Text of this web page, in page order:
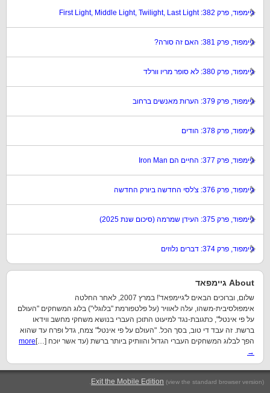
גיימפוד, פרק 382: First Light, Middle Light, Twilight, Last Light
גיימפוד, פרק 381: האם זה סורה?
גיימפוד, פרק 380: לא סופר מריו וורלד
גיימפוד, פרק 379: הערות מאנשים ברחוב
גיימפוד, פרק 378: הודים
גיימפוד, פרק 377: החיים הם Iron Man
גיימפוד, פרק 376: צ'לסי החדשה ביורק החדשה
גיימפוד, פרק 375: העידן שמרמה (סיכום שנת 2025)
גיימפוד, פרק 374: דברים נלוזים
About גיימפאד
שלום, וברוכים הבאים ל'גיימפאד'! במרץ 2007, לאחר החלטה
אימפולסיבית-משהו, עלה לאוויר (על פלטפורמת "בלוגלי") בלוג המשחקים "העולם
על פי אינטל", כתגובת-נגד למיעוט התוכן העברי בנושא משחקי מחשב ווידאו
ברשת. זה עבד די טוב, בסך הכל. "העולם על פי אינטל" צמח, גדל ופרח עד שהוא
הפך לבלוג המשחקים העברי הגדול והוותיק ביותר ברשת (עד אשר יוכח […] more
→
Exit the Mobile Edition (view the standard browser version)
.